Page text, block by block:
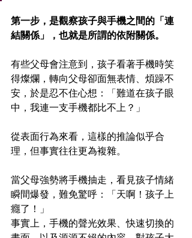
第一步，是觀察孩子與手機之間的「連
結關係」，也就是所謂的依附關係。
有些父母會注意到，孩子看著手機時笑
得燦爛，轉向父母卻面無表情、煩躁不
安，於是忍不住心想：「難道在孩子眼
中，我連一支手機都比不上？」
從表面行為來看，這樣的推論似乎合
理，但事實往往更為複雜。
當父母強勢將手機抽走，看見孩子情緒
瞬間爆發，難免驚呼：「天啊！孩子上
癮了！」
事實上，手機的聲光效果、快速切換的